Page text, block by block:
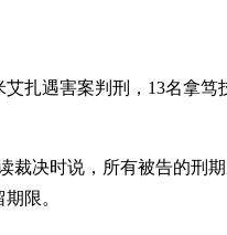
扎遇害案判刑，13名拿
裁决时说，所有被告的刑
限。